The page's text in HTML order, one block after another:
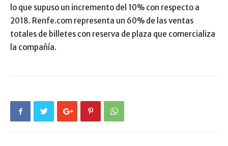
lo que supuso un incremento del 10% con respecto a
2018. Renfe.com representa un 60% de las ventas
totales de billetes con reserva de plaza que comercializa
la compañía.